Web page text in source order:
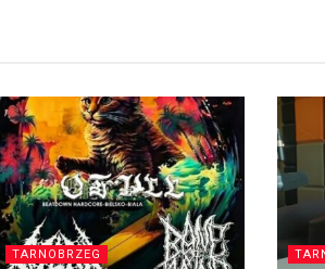
TARNOBRZEG